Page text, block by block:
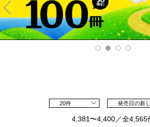
Pre
v
20件 発売日の新
4,381〜4,400／全4,565